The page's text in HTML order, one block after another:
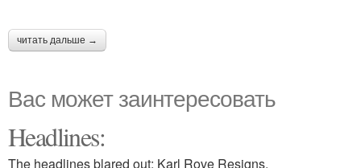
читать дальше →
Вас может заинтересовать
Headlines:
The headlines blared out: Karl Rove Resigns.